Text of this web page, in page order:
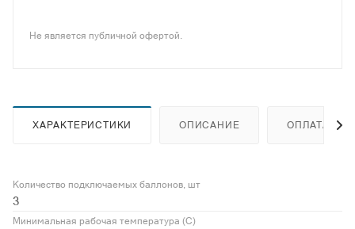
Не является публичной офертой.
ХАРАКТЕРИСТИКИ ОПИСАНИЕ ОПЛАТА
Количество подключаемых баллонов, шт
3
Минимальная рабочая температура (С)